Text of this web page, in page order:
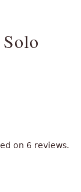
on 6 reviews.